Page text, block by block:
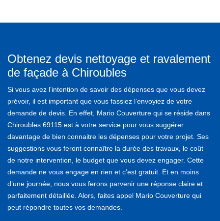
Obtenez devis nettoyage et ravalement
de façade à Chiroubles
Si vous avez l’intention de savoir des dépenses que vous devez
prévoir, il est important que vous fassiez l’envoyiez de votre
demande de devis. En effet, Mario Couverture qui se réside dans
Chiroubles 69115 est à votre service pour vous suggérer
davantage de bien connaitre les dépenses pour votre projet. Ses
suggestions vous feront connaître la durée des travaux, le coût
de notre intervention, le budget que vous devez engager. Cette
demande ne vous engage en rien et c’est gratuit. Et en moins
d’une journée, nous vous ferons parvenir une réponse claire et
parfaitement détaillée. Alors, faites appel Mario Couverture qui
peut répondre toutes vos demandes.